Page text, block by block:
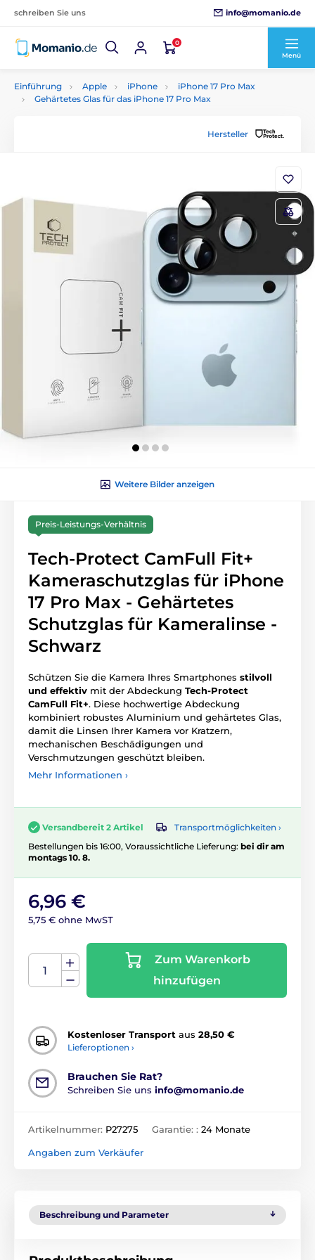
schreiben Sie uns info@momanio.de
0
Menü
Einführung Apple iPhone
iPhone 17 Pro Max
Gehärtetes Glas für das iPhone 17 Pro Max
Hersteller
Weitere Bilder anzeigen
Preis-Leistungs-Verhältnis
Tech-Protect CamFull Fit+
Kameraschutzglas für iPhone
17 Pro Max - Gehärtetes
Schutzglas für Kameralinse -
Schwarz
Schützen Sie die Kamera Ihres Smartphones stilvoll
und effektiv mit der Abdeckung Tech-Protect
CamFull Fit+. Diese hochwertige Abdeckung
kombiniert robustes Aluminium und gehärtetes Glas,
damit die Linsen Ihrer Kamera vor Kratzern,
mechanischen Beschädigungen und
Verschmutzungen geschützt bleiben.
Mehr Informationen ›
Versandbereit 2 Artikel
Transportmöglichkeiten ›
Bestellungen bis 16:00, Voraussichtliche Lieferung: bei dir am
montags 10. 8.
6,96 €
5,75 € ohne MwST
Zum Warenkorb
hinzufügen
Kostenloser Transport aus 28,50 €
Lieferoptionen ›
Brauchen Sie Rat?
Schreiben Sie uns info@momanio.de
Artikelnummer: P27275 Garantie: : 24 Monate
Angaben zum Verkäufer
Beschreibung und Parameter